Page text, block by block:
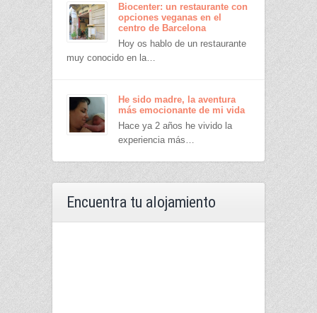
Biocenter: un restaurante con
opciones veganas en el
centro de Barcelona
Hoy os hablo de un restaurante
muy conocido en la…
He sido madre, la aventura
más emocionante de mi vida
Hace ya 2 años he vivido la
experiencia más…
Encuentra tu alojamiento